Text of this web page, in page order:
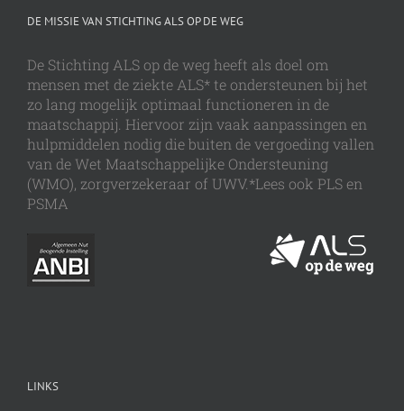
DE MISSIE VAN STICHTING ALS OP DE WEG
De Stichting ALS op de weg heeft als doel om
mensen met de ziekte ALS* te ondersteunen bij het
zo lang mogelijk optimaal functioneren in de
maatschappij. Hiervoor zijn vaak aanpassingen en
hulpmiddelen nodig die buiten de vergoeding vallen
van de Wet Maatschappelijke Ondersteuning
(WMO), zorgverzekeraar of UWV.*Lees ook PLS en
PSMA
LINKS